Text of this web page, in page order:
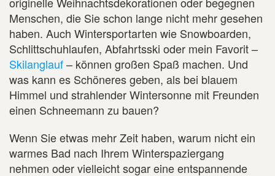
Menschen, die Sie schon lange nicht mehr gesehen
haben. Auch Wintersportarten wie Snowboarden,
Schlittschuhlaufen, Abfahrtsski oder mein Favorit –
Skilanglauf– können großen Spaß machen. Und
was kann es Schöneres geben, als bei blauem
Himmel und strahlender Wintersonne mit Freunden
einen Schneemann zu bauen?
Wenn Sie etwas mehr Zeit haben, warum nicht ein
warmes Bad nach Ihrem Winterspaziergang
nehmen oder vielleicht sogar eine entspannende